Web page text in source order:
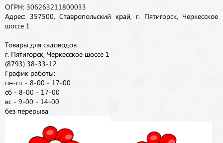
ОГРН: 306263211800033
Адрес: 357500, Ставропольский край, г. Пятигорск, Черкесское
шоссе 1
Товары для садоводов
г. Пятигорск, Черкесское шоссе 1
(8793) 38-33-12
График работы:
пн-пт - 8-00 - 17-00
сб - 8-00 - 17-00
вс - 9-00 - 14-00
без перерыва